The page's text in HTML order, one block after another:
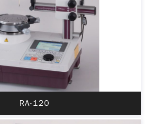
RA-120